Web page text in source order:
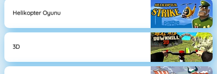
Helikopter Oyunu
3D